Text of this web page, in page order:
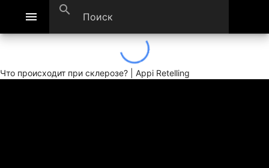
menu search
Что происходит при склерозе? | Appi Retelling